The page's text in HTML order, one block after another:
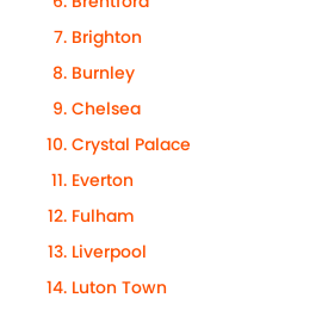
Brighton
Burnley
Chelsea
Crystal Palace
Everton
Fulham
Liverpool
Luton Town